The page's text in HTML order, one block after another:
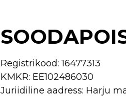
Registrikood: 16477313
KMKR: EE102486030
Juriidiline aadress: Harju